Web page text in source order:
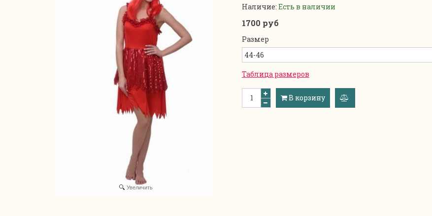
Увеличить
Наличие: Есть в наличии
1700 руб
Размер
Таблица размеров
В корзину